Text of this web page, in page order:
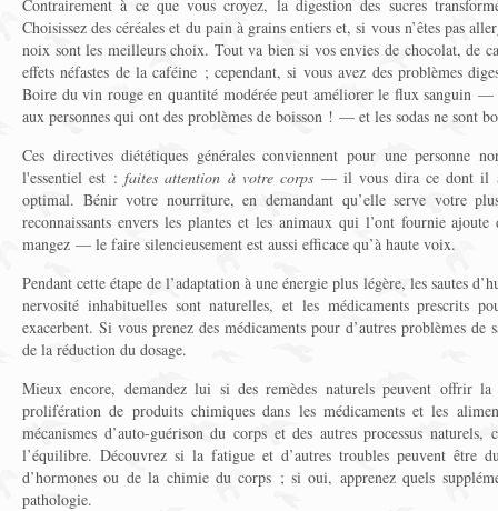
Contrairement à ce que vous croyez, la digestion des sucres
Choisissez des céréales et du pain à grains entiers et, si vous n’êtes pas
noix sont les meilleurs choix. Tout va bien si vos envies de chocolat, de
effets néfastes de la caféine ; cependant, si vous avez des problèmes
Boire du vin rouge en quantité modérée peut améliorer le flux sanguin —
aux personnes qui ont des problèmes de boisson ! — et les sodas ne sont
Ces directives diététiques générales conviennent pour une personne
l'essentiel est :faites attention à votre corps — il vous dira ce dont il a
optimal. Bénir votre nourriture, en demandant qu’elle serve votre
reconnaissants envers les plantes et les animaux qui l’ont fournie
mangez — le faire silencieusement est aussi efficace qu’à haute voix.
Pendant cette étape de l’adaptation à une énergie plus légère, les sautes
nervosité inhabituelles sont naturelles, et les médicaments prescrits
exacerbent. Si vous prenez des médicaments pour d’autres problèmes de
de la réduction du dosage.
Mieux encore, demandez lui si des remèdes naturels peuvent offrir
prolifération de produits chimiques dans les médicaments et les
mécanismes d’auto-guérison du corps et des autres processus
l’équilibre. Découvrez si la fatigue et d’autres troubles peuvent être
d’hormones ou de la chimie du corps ; si oui, apprenez quels
pathologie.